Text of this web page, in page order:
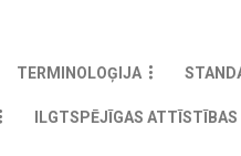
TERMINOLOĢIJA
ILGTSPĒJĪGAS ATTĪSTĪBAS